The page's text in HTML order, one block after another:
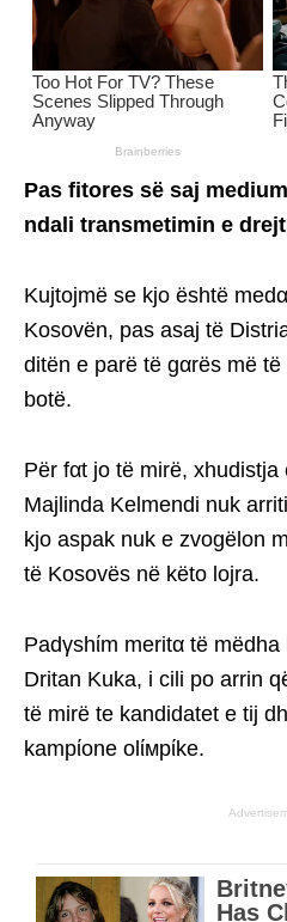
Pas fitores së saj
ndali transmetimin e
Kujtojmë se kjo është
Kosovën, pas asaj të
ditën e parë të gαrës më
botë.
Për fαt jo të mirë, xhudistja
Majlinda Kelmendi nuk
kjo aspak nuk e zvogëlon
të Kosovës në këto lojra.
Padγshίm meritα të
Dritan Kuka, i cili po arrin
të mirë te kandidatet e tij
kampίone olίмpίke.